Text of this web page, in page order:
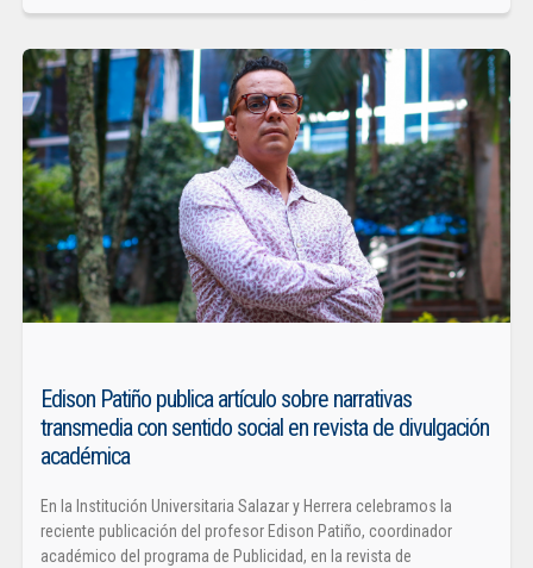
Edison Patiño publica artículo sobre narrativas
transmedia con sentido social en revista de divulgación
académica
En la Institución Universitaria Salazar y Herrera celebramos la
reciente publicación del profesor Edison Patiño, coordinador
académico del programa de Publicidad, en la revista de